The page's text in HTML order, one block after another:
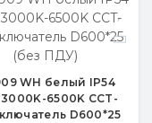
WH белый IP54
6500K CCT-
D600*25